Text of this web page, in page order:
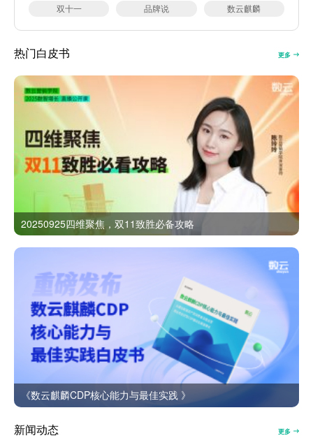
双十一
品牌说 数云麒麟
热门白皮书 更多
20250925四维聚焦，双11致胜必备攻略
《数云麒麟CDP核心能力与最佳实践 》
新闻动态 更多